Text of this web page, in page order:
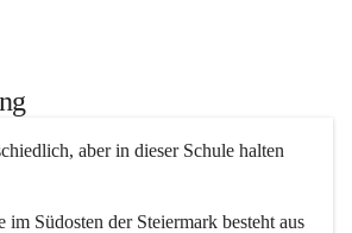
aber in dieser Schule halten
im Südosten der Steiermark besteht aus